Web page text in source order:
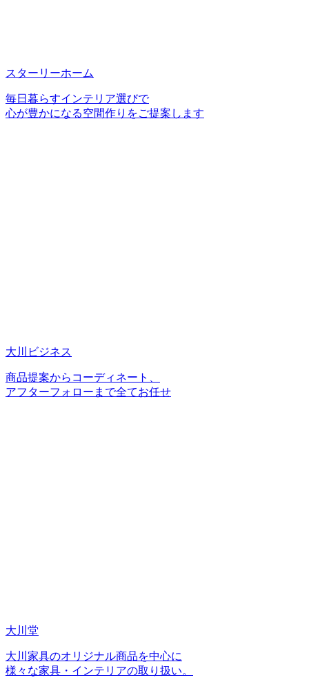
スターリーホーム
毎日暮らすインテリア選びで
心が豊かになる空間作りをご提案します
大川ビジネス
商品提案からコーディネート、
アフターフォローまで全てお任せ
大川堂
大川家具のオリジナル商品を中心に
様々な家具・インテリアの取り扱い。